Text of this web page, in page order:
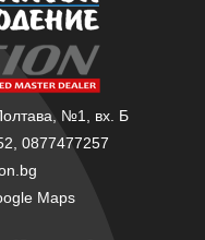
№1, вх. Б
0877477257
Maps